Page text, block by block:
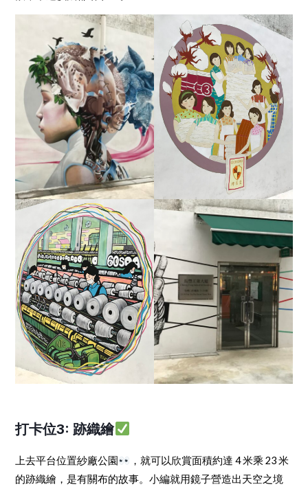
打卡位3: 跡織繪
上去平台位置紗廠公園
，就可以欣賞面積約達 4 米乘 23 米
的跡織繪，是有關布的故事。小編就用鏡子營造出天空之境